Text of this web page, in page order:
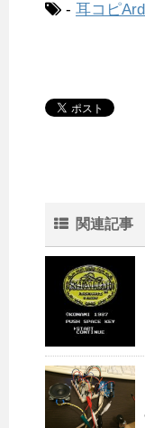
- 耳コピ
関連記事